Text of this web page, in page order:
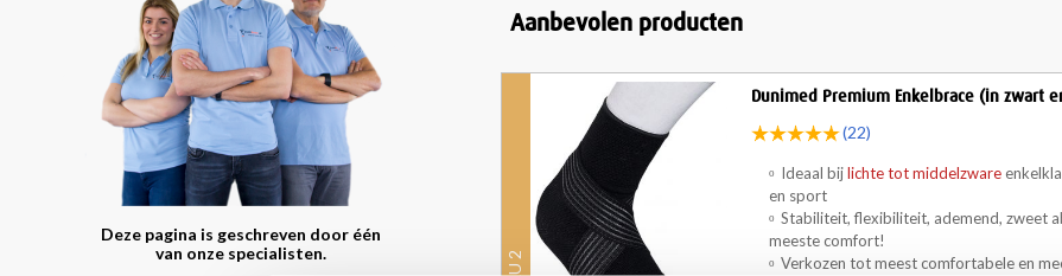
Deze pagina is geschreven door één
van onze specialisten.
Aanbevolen producten
Dunimed Premium Enkelbrace (in zwart
(22)
Ideaal bijlichte tot middelzware
en sport
Stabiliteit, flexibiliteit, ademend, zweet
meeste comfort!
Verkozen tot meest comfortabele en